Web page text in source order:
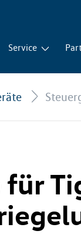
Service